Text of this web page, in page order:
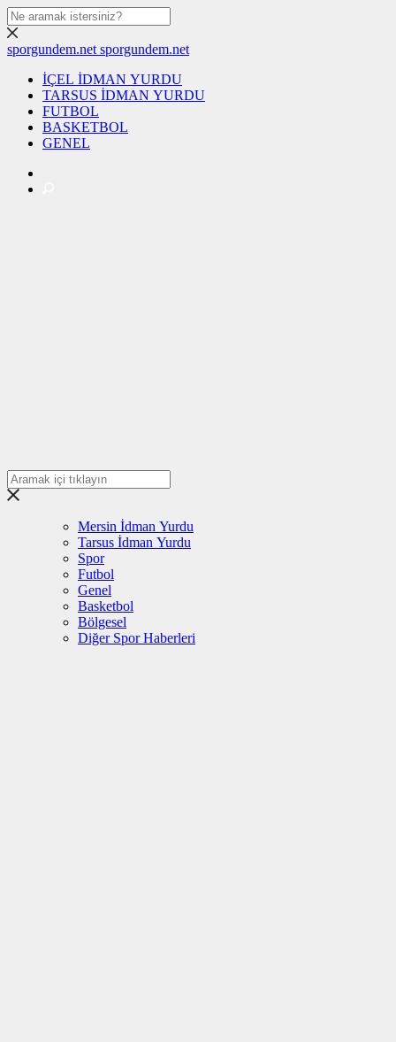
sporgundem.net sporgundem.net
İÇEL İDMAN YURDU
TARSUS İDMAN YURDU
FUTBOL
BASKETBOL
GENEL
Mersin İdman Yurdu
Tarsus İdman Yurdu
Spor
Futbol
Genel
Basketbol
Bölgesel
Diğer Spor Haberleri